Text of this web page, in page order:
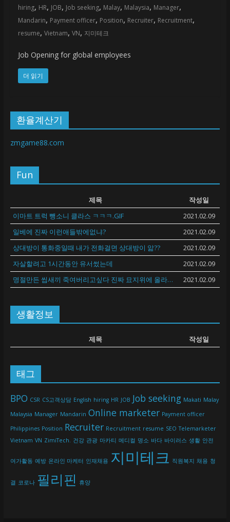
hiring, HR, JOB, Job seeking, Malay, Malaysia, Manager,
Mandarin, Payment officer, Position, Recruiter, Recruitment,
resume, Vietnam, VN, 지미테크
Job Opening for global employees
더 읽기
환율계산기
zmgame88.com
Fun
제목
작성일
이마트 트럭 뺑소니 클라스 ㅋㅋㅋ.GIF
2021.02.09
일베에 진짜 이런애들밖에없냐?
2021.02.09
상대방이 통화중일때 내가 전화걸면 상대방이 앎??
2021.02.09
자살할려고 1시간동안 유서썼는데
2021.02.09
명절만든 씹새끼 죽여버리고싶다 진짜 묘지위에 올라가서 탭댄스 추면서 오줌싸고싶다
2021.02.09
생활정보
제목 작성일
태그
BPO CSR CS고객상담 English hiring HR JOB Job seeking Makati Malay
Malaysia Manager Mandarin Online marketer Payment officer
Philippines Position Recruiter Recruitment resume SEO Telemarketer
Vietnam VN ZimiTech. 건강 관광 마카티 메디컬 명소 바다 바이러스 생활 안전
여가활동 예방 온라인 마케터 인재채용 지미테크 직원복지 채용 청
결 코로나 필리핀 휴양